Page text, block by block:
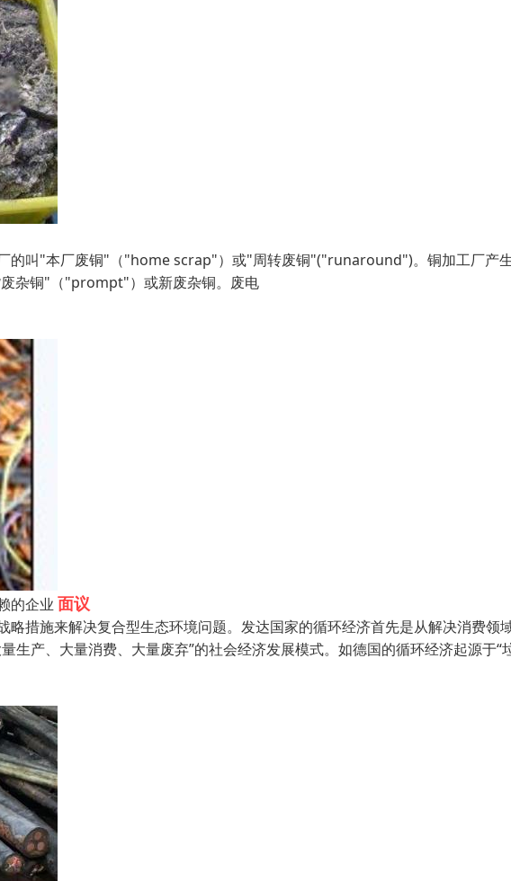
的叫"本厂废铜"（"home scrap"）或"周转废铜"("runaround")。铜加工厂产
杂铜"（"prompt"）或新废杂铜。废电
的企业 面议
措施来解决复合型生态环境问题。发达国家的循环经济首先是从解决消费领
生产、大量消费、大量废弃”的社会经济发展模式。如德国的循环经济起源于“